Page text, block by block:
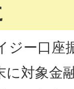
ジー口座
に対象金